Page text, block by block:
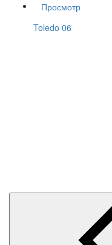
Просмотр
Toledo 06